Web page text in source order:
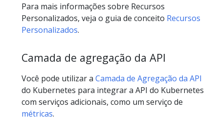
Para mais informações sobre Recursos
Personalizados, veja o guia de conceito Recursos
Personalizados.
Camada de agregação da API
Você pode utilizar a Camada de Agregação da API
do Kubernetes para integrar a API do Kubernetes
com serviços adicionais, como um serviço de
métricas.